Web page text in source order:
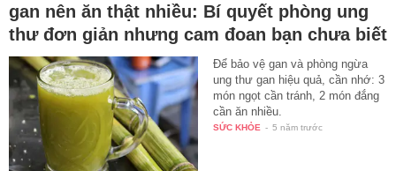
gan nên ăn thật nhiều: Bí quyết phòng ung
thư đơn giản nhưng cam đoan bạn chưa biết
Để bảo vệ gan và phòng ngừa
ung thư gan hiệu quả, cần nhớ: 3
món ngọt cần tránh, 2 món đắng
cần ăn nhiều.
SỨC KHỎE - 5 năm trước